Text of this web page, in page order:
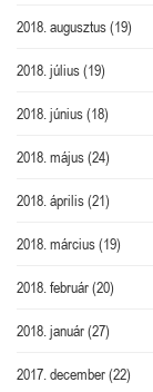
2018. augusztus(19)
2018. július(19)
2018. június(18)
2018. május(24)
2018. április(21)
2018. március(19)
2018. február(20)
2018. január(27)
2017. december(22)